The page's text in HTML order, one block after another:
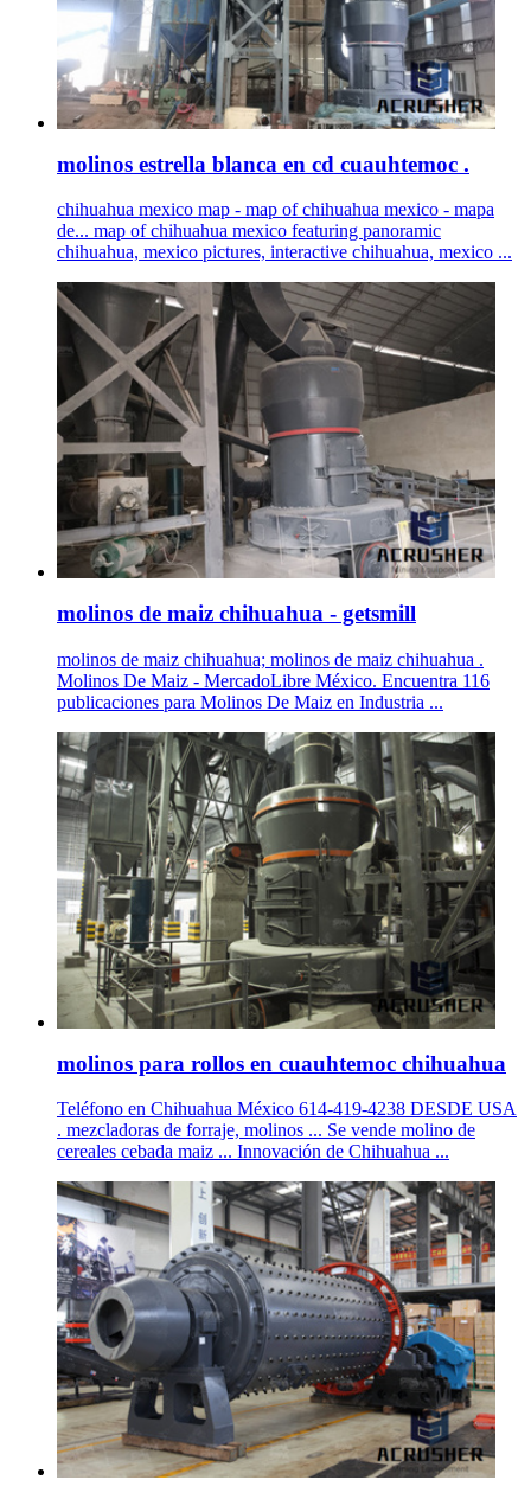
molinos estrella blanca en cd cuauhtemoc .
chihuahua mexico map - map of chihuahua mexico - mapa
de... map of chihuahua mexico featuring panoramic
chihuahua, mexico pictures, interactive chihuahua, mexico ...
molinos de maiz chihuahua - getsmill
molinos de maiz chihuahua; molinos de maiz chihuahua .
Molinos De Maiz - MercadoLibre México. Encuentra 116
publicaciones para Molinos De Maiz en Industria ...
molinos para rollos en cuauhtemoc chihuahua
Teléfono en Chihuahua México 614-419-4238 DESDE USA
. mezcladoras de forraje, molinos ... Se vende molino de
cereales cebada maiz ... Innovación de Chihuahua ...